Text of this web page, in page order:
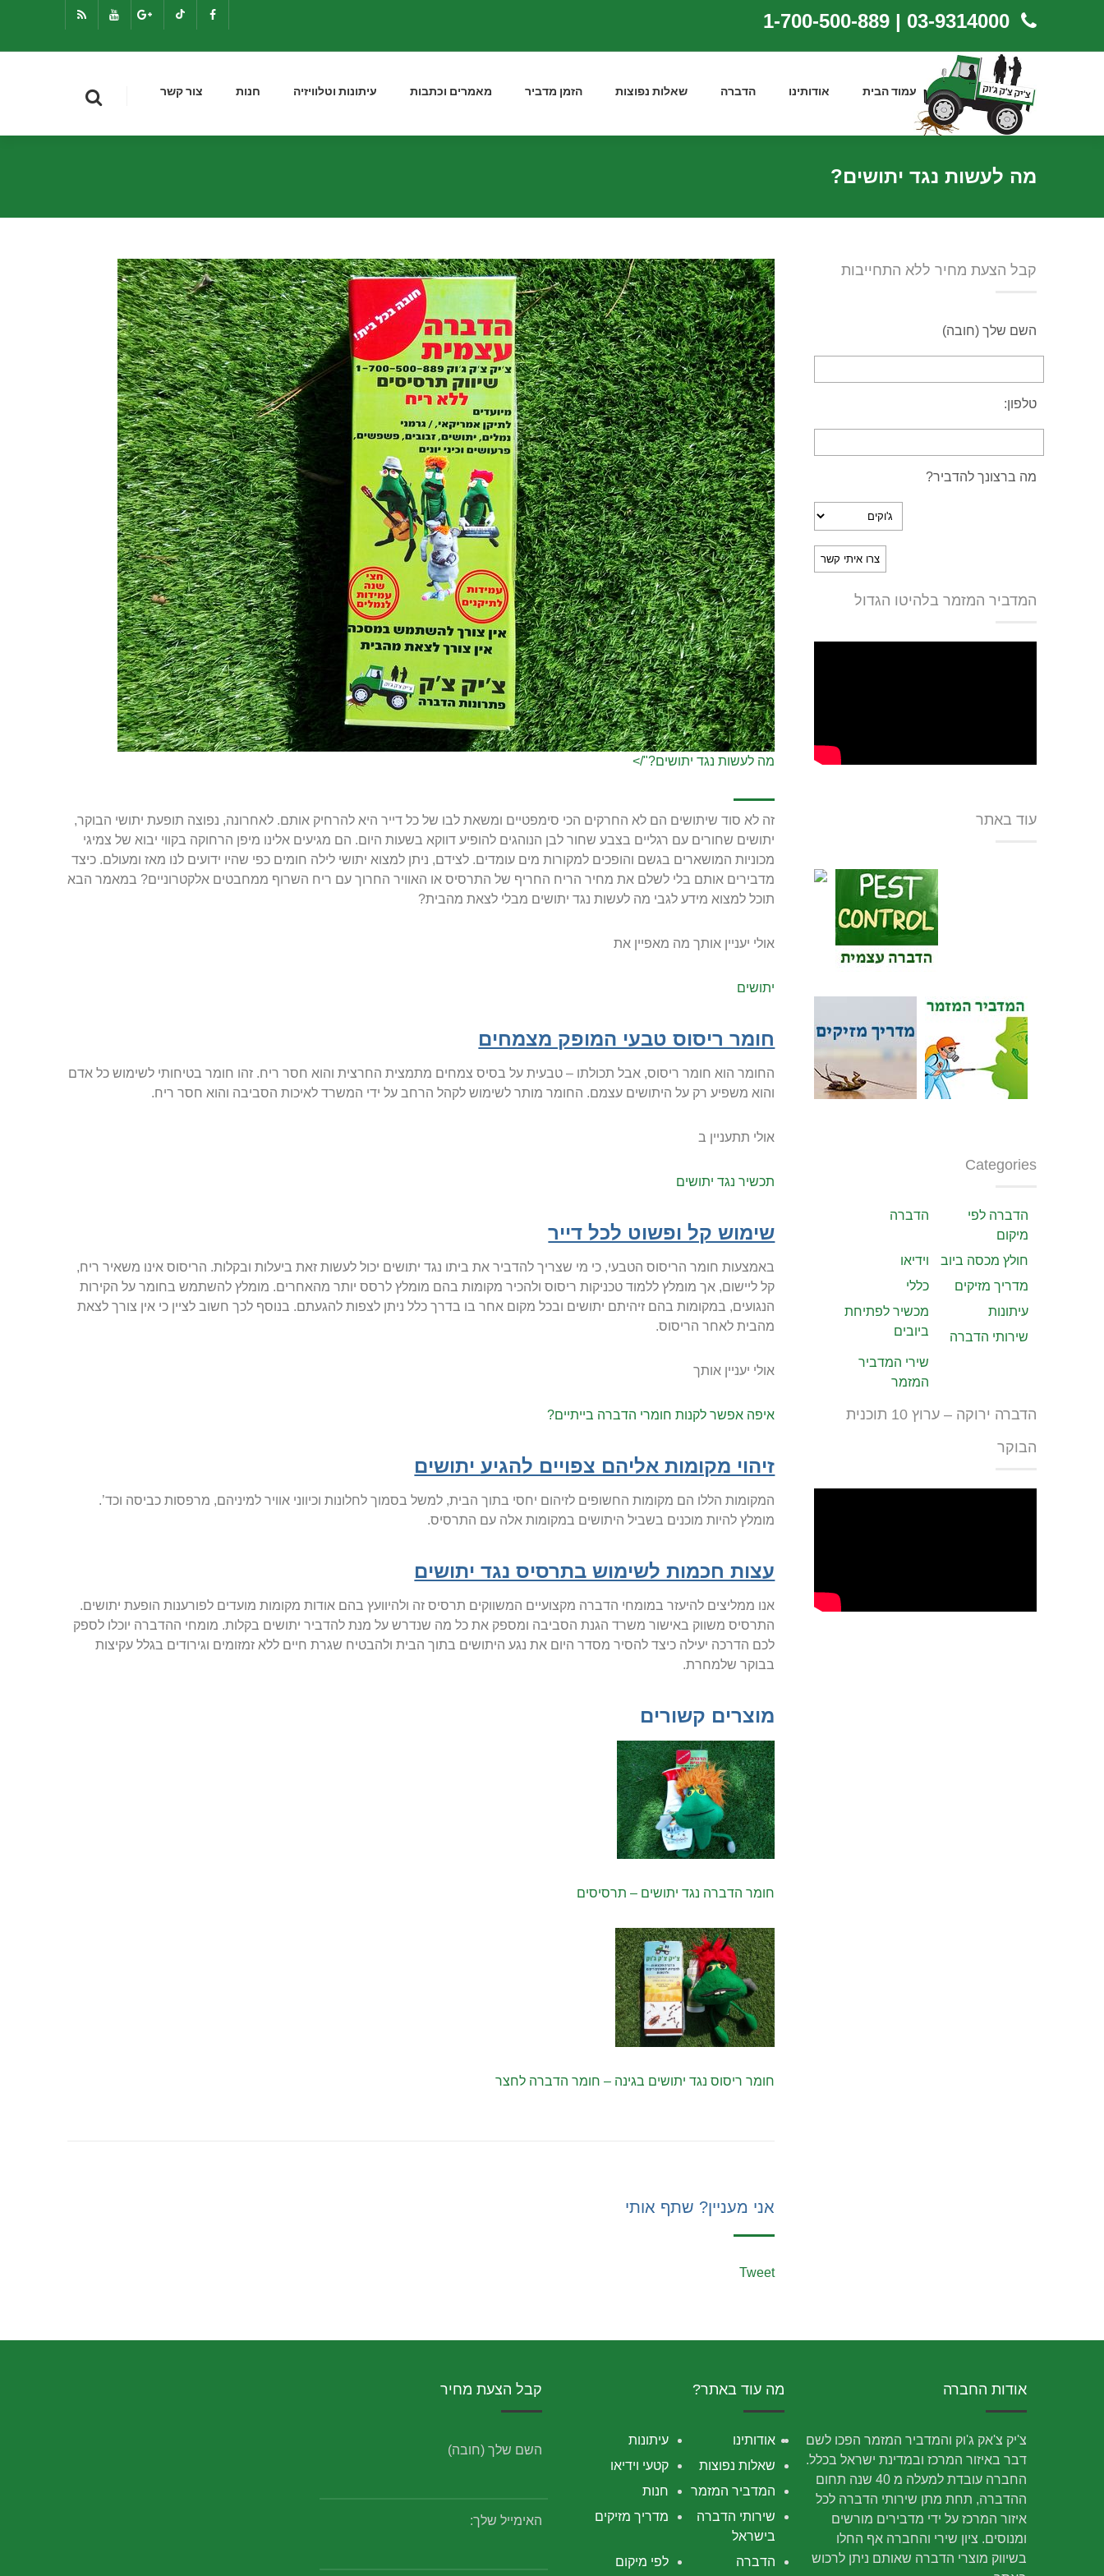
עמוד הבית אודותינו הדברה שאלות נפוצות הזמן מדביר מאמרים וכתבות עיתונות וטלוויזיה חנות צור קשר
מה לעשות נגד יתושים?
מה לעשות נגד יתושים?"/>
זה לא סוד שיתושים הם לא החרקים הכי סימפטיים ומשאת לבו של כל דייר היא להרחיק אותם. לאחרונה, נפוצה תופעת יתושי הבוקר,
יתושים שחורים עם רגליים בצבע שחור לבן הנוהגים להופיע דווקא בשעות היום. הם מגיעים אלינו מיפן הרחוקה בקווי יבוא של צמיגי
מכוניות המושארים בגשם והופכים למקורות מים עומדים. לצידם, ניתן למצוא יתושי לילה חומים כפי שהיו ידועים לנו מאז ומעולם. כיצד
מדבירים אותם בלי לשלם את מחיר הריח החריף של התרסיס או האוויר החרוך עם ריח השרוף ממחבטים אלקטרוניים? במאמר הבא
תוכל למצוא מידע לגבי מה לעשות נגד יתושים מבלי לצאת מהבית?
אולי יעניין אותך מה מאפיין את
יתושים
חומר ריסוס טבעי המופק מצמחים
החומר הוא חומר ריסוס, אבל תכולתו – טבעית על בסיס צמחים מתמצית החרצית והוא חסר ריח. זהו חומר בטיחותי לשימוש כל אדם
והוא משפיע רק על היתושים עצמם. החומר מותר לשימוש לקהל הרחב על ידי המשרד לאיכות הסביבה והוא חסר ריח.
אולי תתעניין ב
תכשיר נגד יתושים
שימוש קל ופשוט לכל דייר
באמצעות חומר הריסוס הטבעי, כי מי שצריך להדביר את ביתו נגד יתושים יכול לעשות זאת ביעלות ובקלות. הריסוס אינו משאיר ריח,
קל ליישום, אך מומלץ ללמוד טכניקות ריסוס ולהכיר מקומות בהם מומלץ לרסס יותר מהאחרים. מומלץ להשתמש בחומר על הקירות
הנגועים, במקומות בהם זיהיתם יתושים ובכל מקום אחר בו בדרך כלל ניתן לצפות להגעתם. בנוסף לכך חשוב לציין כי אין צורך לצאת
מהבית לאחר הריסוס.
אולי יעניין אותך
איפה אפשר לקנות חומרי הדברה בייתיים?
זיהוי מקומות אליהם צפויים להגיע יתושים
המקומות הללו הם מקומות החשופים לזיהום יחסי בתוך הבית, למשל בסמוך לחלונות וכיווני אוויר למיניהם, מרפסות כביסה וכד’.
מומלץ להיות מוכנים בשביל היתושים במקומות אלה עם התרסיס.
עצות חכמות לשימוש בתרסיס נגד יתושים
אנו ממליצים להיעזר במומחי הדברה מקצועיים המשווקים תרסיס זה ולהיוועץ בהם אודות מקומות מועדים לפורענות הופעת יתושים.
התרסיס משווק באישור משרד הגנת הסביבה ומספק את כל מה שנדרש על מנת להדביר יתושים בקלות. מומחי ההדברה יוכלו לספק
לכם הדרכה יעילה כיצד להסיר מסדר היום את נגע היתושים בתוך הבית ולהבטיח שגרת חיים ללא זמזומים וגירודים בגלל עקיצות
בבוקר שלמחרת.
מוצרים קשורים
חומר הדברה נגד יתושים – תרסיסים
חומר ריסוס נגד יתושים בגינה – חומר הדברה לחצר
אני מעניין? שתף אותי
Tweet
קבל הצעת מחיר ללא התחייבות
השם שלך (חובה)
טלפון:
מה ברצונך להדביר?
המדביר המזמר בלהיטו הגדול
עוד באתר
Categories
הדברה
הדברה לפי
מיקום
וידיאו
חולץ מכסה ביוב
כללי
מדריך מזיקים
מכשיר לפתיחת
ביובים
עיתונות
שירותי הדברה
שירי המדביר
המזמר
הדברה ירוקה – ערוץ 10 תוכנית
הבוקר
אודות החברה
צ'יק צ'אק ג'וק והמדביר המזמר הפכו לשם
דבר באיזור המרכז ובמדינת ישראל בכלל.
החברה עובדת למעלה מ 40 שנה תחום
ההדברה, תחת מתן שירותי הדברה לכל
איזור המרכז על ידי מדבירים מורשים
ומנוסים. ציון שירי והחברה אף החלו
בשיווק מוצרי הדברה שאותם ניתן לרכוש
מה עוד באתר?
עיתונות
אודותינו
קטעי וידיאו
שאלות נפוצות
חנות
המדביר המזמר
מדריך מזיקים
שירותי הדברה
בישראל
לפי מיקום
הדברה
קבל הצעת מחיר
השם שלך (חובה)
האימייל שלך: